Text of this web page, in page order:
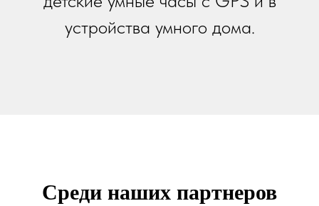
устройства умного дома.
Среди наших партнеров